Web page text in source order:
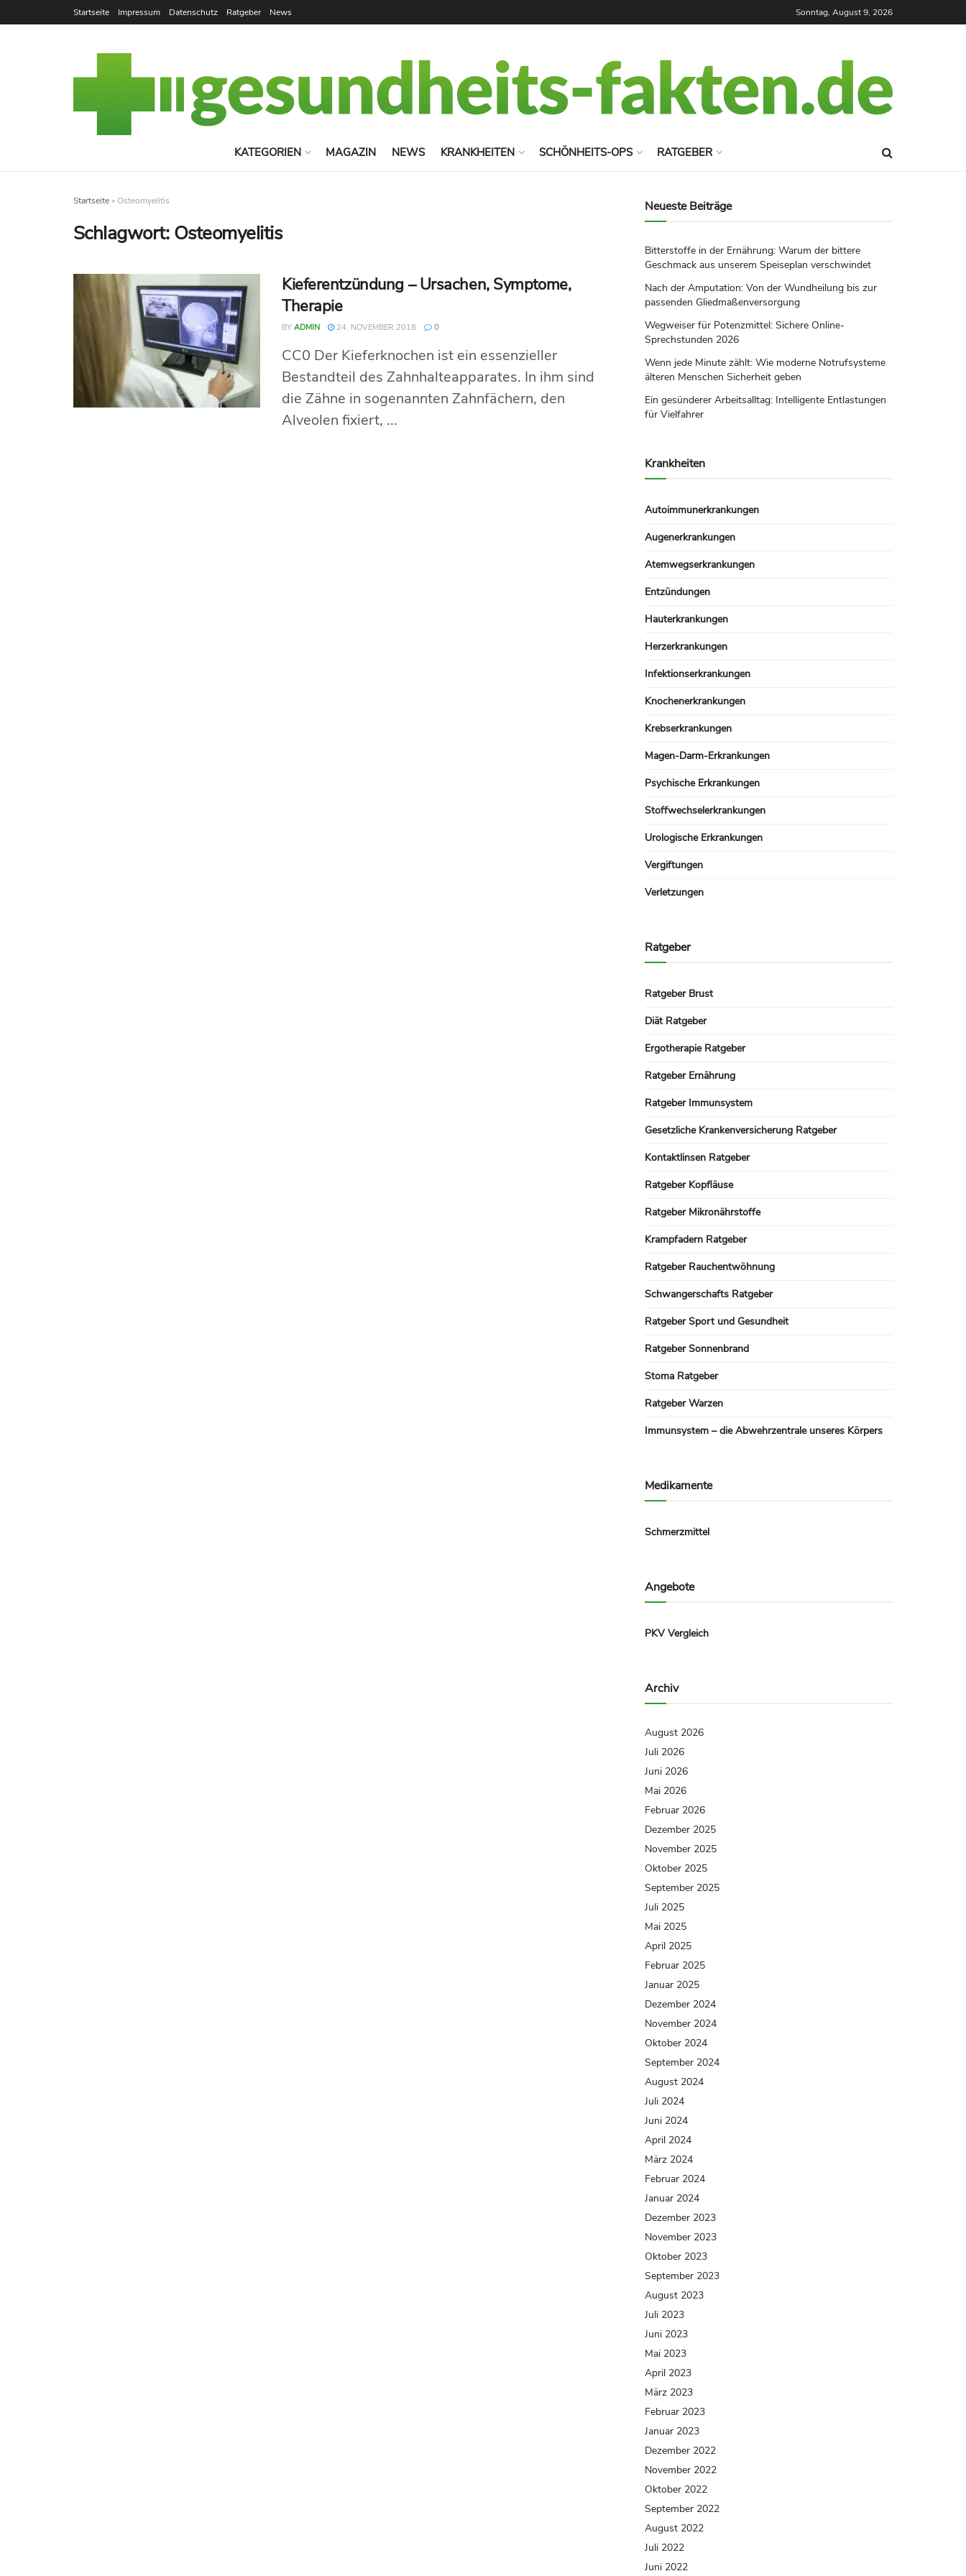
Startseite Impressum Datenschutz Ratgeber News Sonntag, August 9, 2026
KATEGORIEN MAGAZIN NEWS KRANKHEITEN SCHÖNHEITS-OPS RATGEBER
Startseite » Osteomyelitis
Schlagwort: Osteomyelitis
Kieferentzündung – Ursachen, Symptome,
Therapie
BY ADMIN 24. NOVEMBER 2018 0
CC0 Der Kieferknochen ist ein essenzieller
Bestandteil des Zahnhalteapparates. In ihm sind
die Zähne in sogenannten Zahnfächern, den
Alveolen fixiert, ...
Neueste Beiträge
Bitterstoffe in der Ernährung: Warum der bittere
Geschmack aus unserem Speiseplan verschwindet
Nach der Amputation: Von der Wundheilung bis zur
passenden Gliedmaßenversorgung
Wegweiser für Potenzmittel: Sichere Online-
Sprechstunden 2026
Wenn jede Minute zählt: Wie moderne Notrufsysteme
älteren Menschen Sicherheit geben
Ein gesünderer Arbeitsalltag: Intelligente Entlastungen
für Vielfahrer
Krankheiten
Autoimmunerkrankungen
Augenerkrankungen
Atemwegserkrankungen
Entzündungen
Hauterkrankungen
Herzerkrankungen
Infektionserkrankungen
Knochenerkrankungen
Krebserkrankungen
Magen-Darm-Erkrankungen
Psychische Erkrankungen
Stoffwechselerkrankungen
Urologische Erkrankungen
Vergiftungen
Verletzungen
Ratgeber
Ratgeber Brust
Diät Ratgeber
Ergotherapie Ratgeber
Ratgeber Ernährung
Ratgeber Immunsystem
Gesetzliche Krankenversicherung Ratgeber
Kontaktlinsen Ratgeber
Ratgeber Kopfläuse
Ratgeber Mikronährstoffe
Krampfadern Ratgeber
Ratgeber Rauchentwöhnung
Schwangerschafts Ratgeber
Ratgeber Sport und Gesundheit
Ratgeber Sonnenbrand
Stoma Ratgeber
Ratgeber Warzen
Immunsystem – die Abwehrzentrale unseres Körpers
Medikamente
Schmerzmittel
Angebote
PKV Vergleich
Archiv
August 2026
Juli 2026
Juni 2026
Mai 2026
Februar 2026
Dezember 2025
November 2025
Oktober 2025
September 2025
Juli 2025
Mai 2025
April 2025
Februar 2025
Januar 2025
Dezember 2024
November 2024
Oktober 2024
September 2024
August 2024
Juli 2024
Juni 2024
April 2024
März 2024
Februar 2024
Januar 2024
Dezember 2023
November 2023
Oktober 2023
September 2023
August 2023
Juli 2023
Juni 2023
Mai 2023
April 2023
März 2023
Februar 2023
Januar 2023
Dezember 2022
November 2022
Oktober 2022
September 2022
August 2022
Juli 2022
Juni 2022